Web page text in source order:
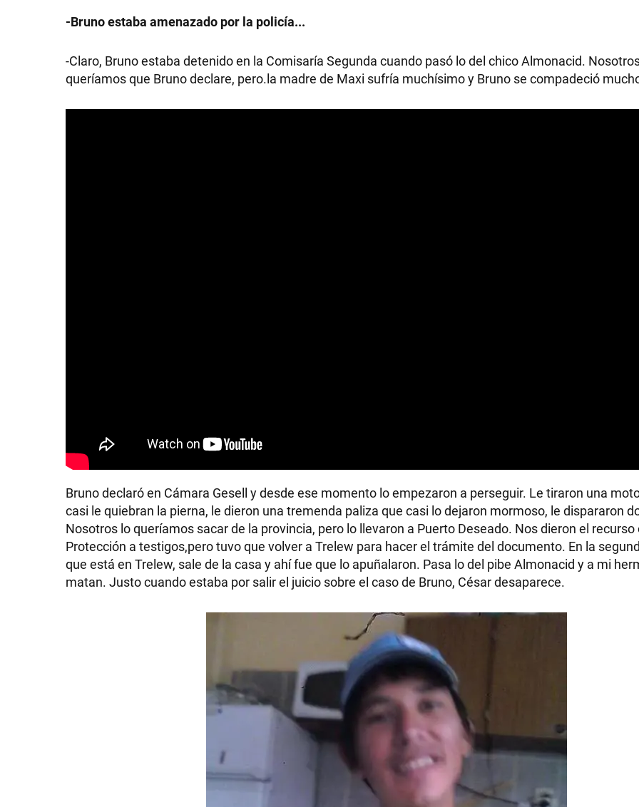
-Bruno estaba amenazado por la policía...
-Claro, Bruno estaba detenido en la Comisaría Segunda cuando pasó lo del chico Almonacid.
queríamos que Bruno declare, pero.la madre de Maxi sufría muchísimo y Bruno se compadeció
Bruno declaró en Cámara Gesell y desde ese momento lo empezaron a perseguir. Le tiraron una
casi le quiebran la pierna, le dieron una tremenda paliza que casi lo dejaron mormoso, le dispararon
Nosotros lo queríamos sacar de la provincia, pero lo llevaron a Puerto Deseado. Nos dieron el recurso
Protección a testigos,pero tuvo que volver a Trelew para hacer el trámite del documento. En la
que está en Trelew, sale de la casa y ahí fue que lo apuñalaron. Pasa lo del pibe Almonacid y a mi
matan. Justo cuando estaba por salir el juicio sobre el caso de Bruno, César desaparece.
DEPORTES
TECNOLOGÍA